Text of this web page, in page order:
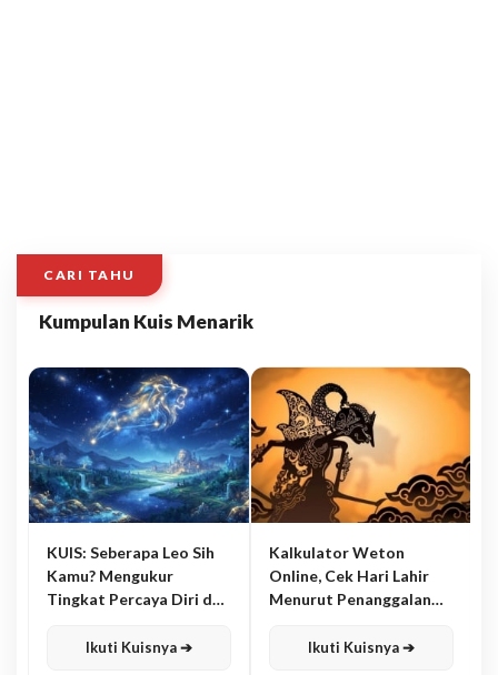
CARI TAHU
Kumpulan Kuis Menarik
KUIS: Seberapa Leo Sih
Kamu? Mengukur
Tingkat Percaya Diri dan
Ikuti Kuisnya ➔
Kalkulator Weton
Online, Cek Hari Lahir
Menurut Penanggalan
Ikuti Kuisnya ➔